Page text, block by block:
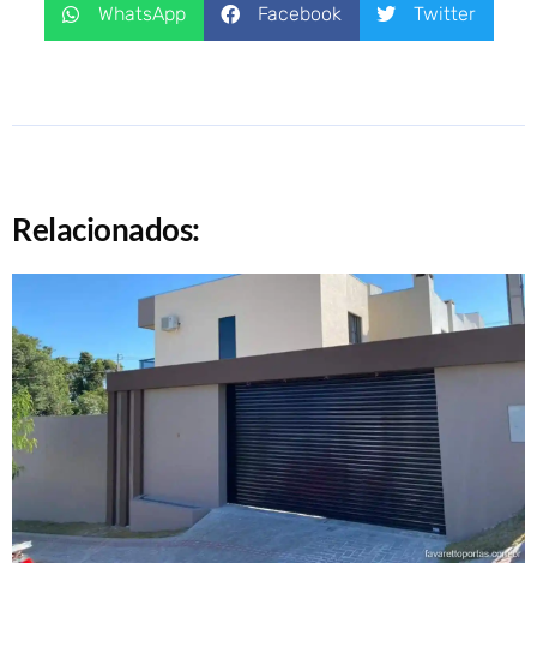
WhatsApp Facebook Twitter
Relacionados: